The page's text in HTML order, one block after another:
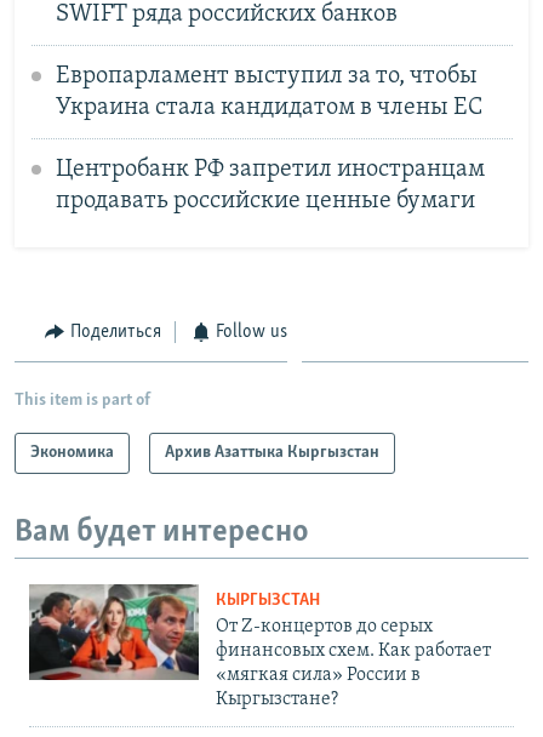
SWIFT ряда российских банков
Европарламент выступил за то, чтобы
Украина стала кандидатом в члены ЕС
Центробанк РФ запретил иностранцам
продавать российские ценные бумаги
Поделиться Follow us
This item is part of
Экономика Архив Азаттыка Кыргызстан
Вам будет интересно
КЫРГЫЗСТАН
От Z-концертов до серых
финансовых схем. Как работает
«мягкая сила» России в
Кыргызстане?